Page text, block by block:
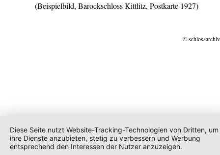
(Beispielbild, Barockschloss Kittlitz, Postkarte 1927)
©
Diese Seite nutzt Website-Tracking-Technologien von Dritten, um
ihre Dienste anzubieten, stetig zu verbessern und Werbung
entsprechend den Interessen der Nutzer anzuzeigen.